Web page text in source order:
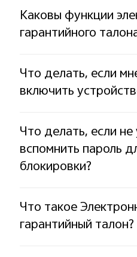
Каковы функции
гарантийного
Что делать, если
включить
Что делать, если не
вспомнить пароль
блокировки?
Что такое
гарантийный талон?